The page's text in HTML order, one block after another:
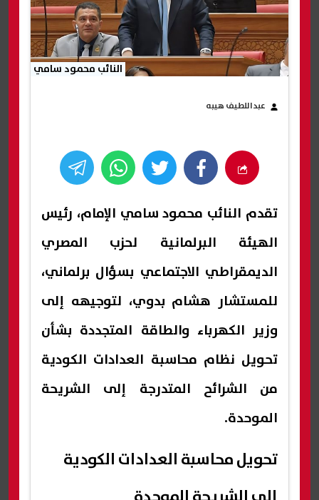
النائب محمود سامي
عبداللطيف هيبه
تقدم النائب محمود سامي الإمام، رئيس
الهيئة البرلمانية لحزب المصري
الديمقراطي الاجتماعي بسؤال برلماني،
للمستشار هشام بدوي، لتوجيهه إلى
وزير الكهرباء والطاقة المتجددة بشأن
تحويل نظام محاسبة العدادات الكودية
من الشرائح المتدرجة إلى الشريحة
الموحدة.
تحويل محاسبة العدادات الكودية